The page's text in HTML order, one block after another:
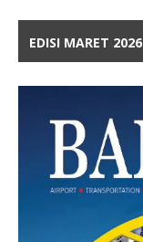
EDISI MARET 2026